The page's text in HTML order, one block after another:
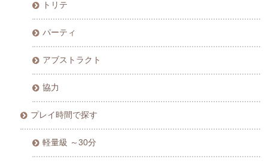
トリテ
パーティ
アブストラクト
協力
プレイ時間で探す
軽量級 ～30分